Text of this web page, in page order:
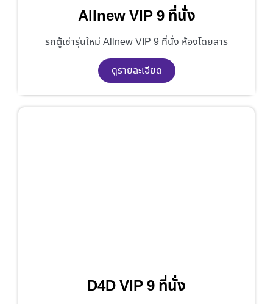
Allnew VIP 9 ที่นั่ง
รถตู้เช่ารุ่นใหม่ Allnew VIP 9 ที่นั่ง ห้องโดยสาร
ดูรายละเอียด
D4D VIP 9 ที่นั่ง